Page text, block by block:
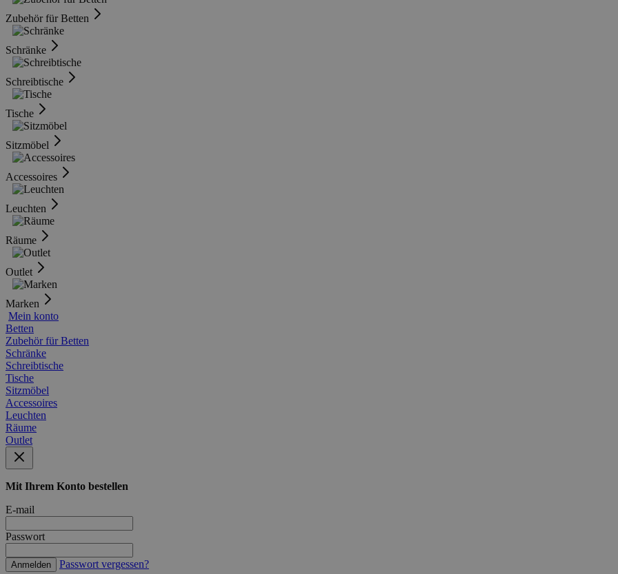
Zubehör für Betten
Schränke
Schreibtische
Tische
Sitzmöbel
Accessoires
Leuchten
Räume
Outlet
Marken
Mein konto
Betten
Zubehör für Betten
Schränke
Schreibtische
Tische
Sitzmöbel
Accessoires
Leuchten
Räume
Outlet
Mit Ihrem Konto bestellen
E-mail
Passwort
Anmelden Passwort vergessen?